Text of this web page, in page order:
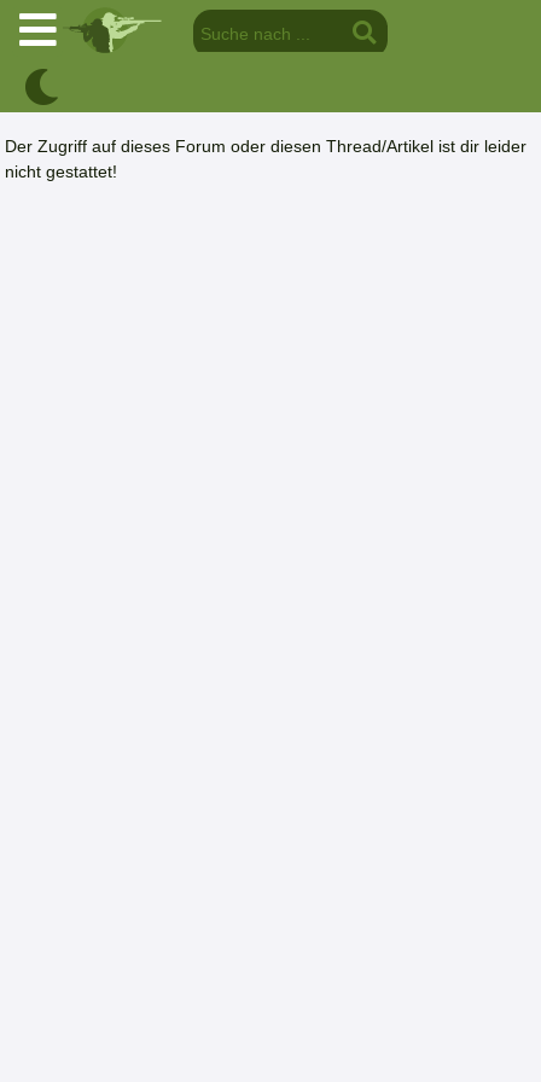
Der Zugriff auf dieses Forum oder diesen Thread/Artikel ist dir leider
nicht gestattet!